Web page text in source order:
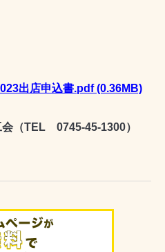
出店申込書.pdf(0.36MB)
（TEL 0745-45-1300）